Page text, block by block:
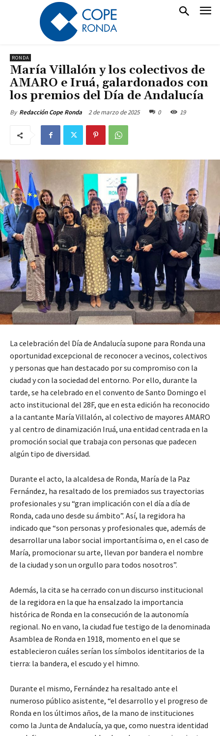
RONDA
María Villalón y los colectivos de
AMARO e Iruá, galardonados con
los premios del Día de Andalucía
By Redacción Cope Ronda 2 de marzo de 2025 0 19
La celebración del Día de Andalucía supone para Ronda una
oportunidad excepcional de reconocer a vecinos, colectivos
y personas que han destacado por su compromiso con la
ciudad y con la sociedad del entorno. Por ello, durante la
tarde, se ha celebrado en el convento de Santo Domingo el
acto institucional del 28F, que en esta edición ha reconocido
a la cantante María Villalón, al colectivo de mayores AMARO
y al centro de dinamización Iruá, una entidad centrada en la
promoción social que trabaja con personas que padecen
algún tipo de diversidad.
Durante el acto, la alcaldesa de Ronda, María de la Paz
Fernández, ha resaltado de los premiados sus trayectorias
profesionales y su “gran implicación con el día a día de
Ronda, cada uno desde su ámbito”. Así, la regidora ha
indicado que “son personas y profesionales que, además de
desarrollar una labor social importantísima o, en el caso de
María, promocionar su arte, llevan por bandera el nombre
de la ciudad y son un orgullo para todos nosotros”.
Además, la cita se ha cerrado con un discurso institucional
de la regidora en la que ha ensalzado la importancia
histórica de Ronda en la consecución de la autonomía
regional. No en vano, la ciudad fue testigo de la denominada
Asamblea de Ronda en 1918, momento en el que se
establecieron cuáles serían los símbolos identitarios de la
tierra: la bandera, el escudo y el himno.
Durante el mismo, Fernández ha resaltado ante el
numeroso público asistente, “el desarrollo y el progreso de
Ronda en los últimos años, de la mano de instituciones
como la Junta de Andalucía, ya que, como nuestra identidad